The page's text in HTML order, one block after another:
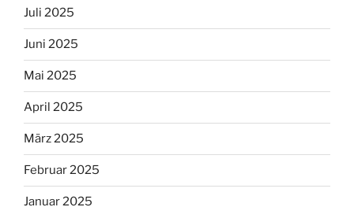
Juli 2025
Juni 2025
Mai 2025
April 2025
März 2025
Februar 2025
Januar 2025